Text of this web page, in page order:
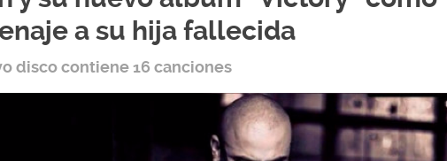
a su hija fallecida
disco contiene 16 canciones
95.9 FM